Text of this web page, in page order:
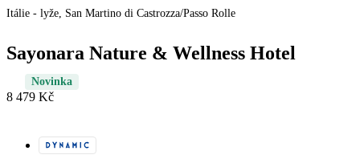
Itálie - lyže, San Martino di Castrozza/Passo Rolle
Sayonara Nature & Wellness Hotel
Novinka
8 479 Kč